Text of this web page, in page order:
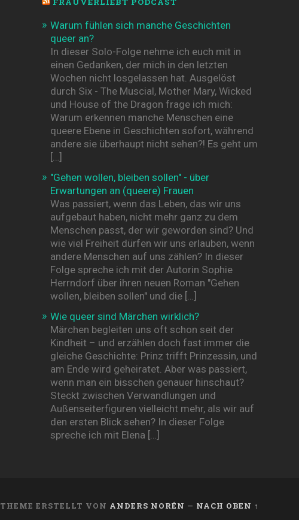
Warum fühlen sich manche Geschichten
queer an?
In dieser Solo-Folge nehme ich euch mit in
einen Gedanken, der mich in den letzten
Wochen nicht losgelassen hat. Ausgelöst
durch Six - The Muscial, Mother Mary, Wicked
und House of the Dragon frage ich mich:
Warum erkennen manche Menschen eine
queere Ebene in Geschichten sofort, während
andere sie überhaupt nicht sehen?! Es geht um
[…]
"Gehen wollen, bleiben sollen" - über
Erwartungen an (queere) Frauen
Was passiert, wenn das Leben, das wir uns
aufgebaut haben, nicht mehr ganz zu dem
Menschen passt, der wir geworden sind? Und
wie viel Freiheit dürfen wir uns erlauben, wenn
andere Menschen auf uns zählen? In dieser
Folge spreche ich mit der Autorin Sophie
Herrndorf über ihren neuen Roman "Gehen
wollen, bleiben sollen" und die […]
Wie queer sind Märchen wirklich?
Märchen begleiten uns oft schon seit der
Kindheit – und erzählen doch fast immer die
gleiche Geschichte: Prinz trifft Prinzessin, und
am Ende wird geheiratet. Aber was passiert,
wenn man ein bisschen genauer hinschaut?
Steckt zwischen Verwandlungen und
Außenseiterfiguren vielleicht mehr, als wir auf
den ersten Blick sehen? In dieser Folge
spreche ich mit Elena […]
THEME ERSTELLT VON ANDERS NORÉN — NACH OBEN ↑